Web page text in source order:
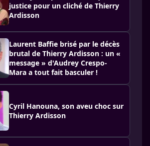
justice pour un cliché de Thierry
Ardisson
Laurent Baffie brisé par le décès
brutal de Thierry Ardisson : un «
message » d'Audrey Crespo-
Mara a tout fait basculer !
Cyril Hanouna, son aveu choc sur
Thierry Ardisson